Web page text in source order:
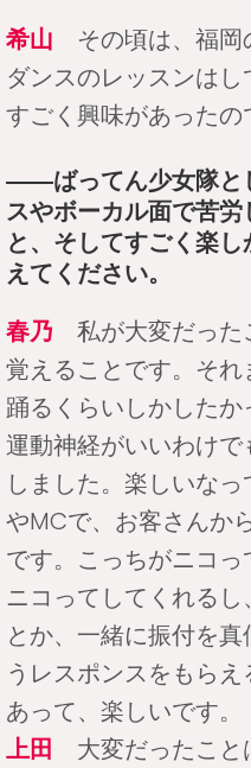
希山 その頃は、福岡
ダンスのレッスンは
すごく興味があったの
――ばってん少女隊と
スやボーカル面で苦
と、そしてすごく楽
えてください。
春乃 私が大変だった
覚えることです。そ
踊るくらいしかした
運動神経がいいわけ
しました。楽しいな
やMCで、お客さんか
です。こっちがニコ
ニコってしてくれる
とか、一緒に振付を
うレスポンスをもら
あって、楽しいです。
上田 大変だったこと